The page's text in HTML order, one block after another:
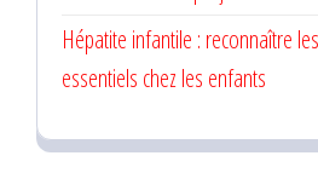
Hépatite infantile : reconnaître
essentiels chez les enfants